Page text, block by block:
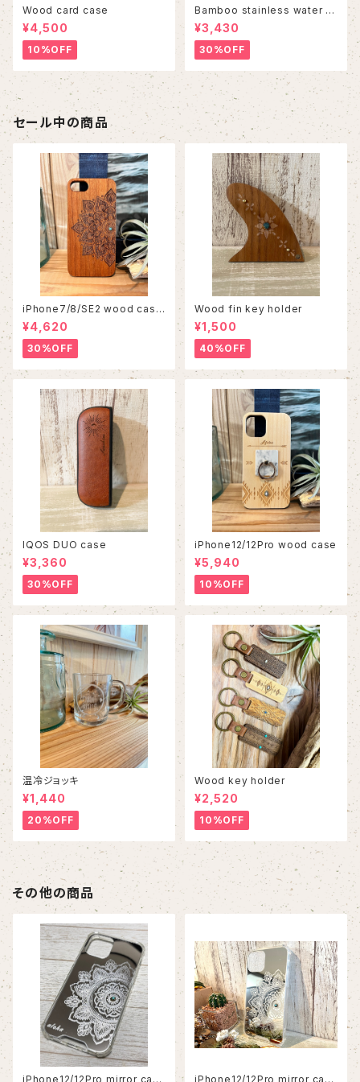
Wood card case
¥4,500
10%OFF
Bamboo stainless water b
ottle
¥3,430
30%OFF
セール中の商品
iPhone7/8/SE2 wood case
86
¥4,620
30%OFF
Wood fin key holder
¥1,500
40%OFF
IQOS DUO case
¥3,360
30%OFF
iPhone12/12Pro wood case
¥5,940
10%OFF
温冷ジョッキ
¥1,440
20%OFF
Wood key holder
¥2,520
10%OFF
その他の商品
iPhone12/12Pro mirror cas
iPhone12/12Pro mirror cas